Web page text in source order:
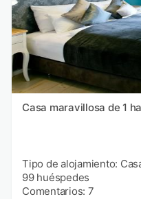
Casa maravillosa de 1
Tipo de alojamiento:
99 huéspedes
Comentarios: 7